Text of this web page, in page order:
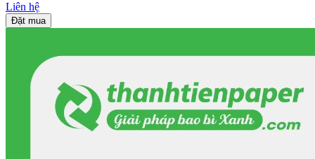
Liên hệ
Đặt mua